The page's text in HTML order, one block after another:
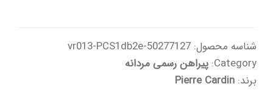
شناسه محصول:50277127-vr013-PCS1db2e
Category: پیراهن رسمی مردانه
برند:Pierre Cardin